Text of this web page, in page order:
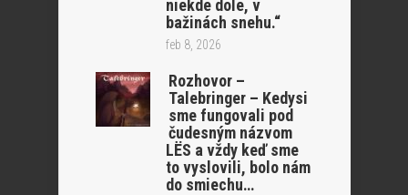
niekde dole, v
bažinách snehu.“
feb 8, 2026
Rozhovor –
Talebringer – Kedysi
sme fungovali pod
čudesným názvom
LËS a vždy keď sme
to vyslovili, bolo nám
do smiechu…